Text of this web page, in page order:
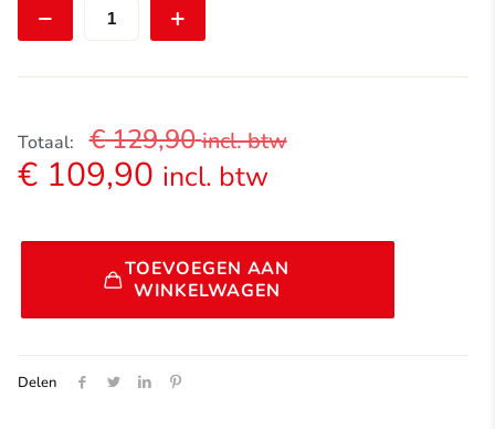
aantal
Totaal: €129,90 incl. btw
€109,90 incl. btw
TOEVOEGEN AAN
WINKELWAGEN
Delen